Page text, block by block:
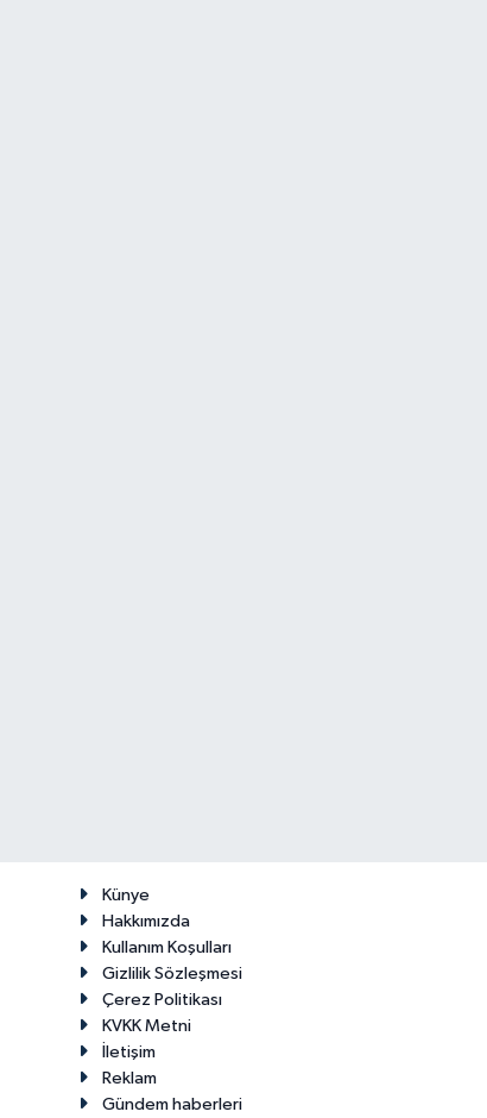
Künye
Hakkımızda
Kullanım Koşulları
Gizlilik Sözleşmesi
Çerez Politikası
KVKK Metni
İletişim
Reklam
Gündem haberleri